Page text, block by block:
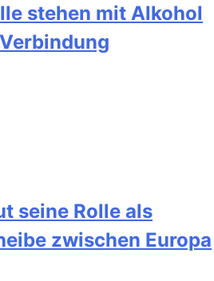
stehen mit Alkohol
seine Rolle als
zwischen Europa